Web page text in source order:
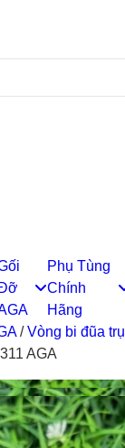
Phụ Tùng
Chính
Hãng
/Vòng bi đũa trụ
AGA